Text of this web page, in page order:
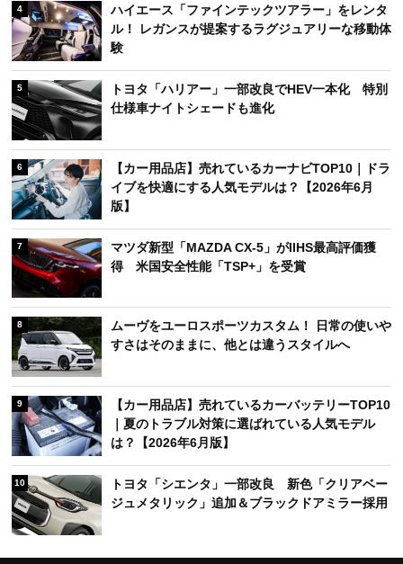
4
ハイエース「ファインテックツアラー」をレンタ
ル！ レガンスが提案するラグジュアリーな移動体
験
5
トヨタ「ハリアー」一部改良でHEV一本化 特別
仕様車ナイトシェードも進化
6
【カー用品店】売れているカーナビTOP10｜ドラ
イブを快適にする人気モデルは？【2026年6月
版】
7
マツダ新型「MAZDA CX-5」がIIHS最高評価獲
得 米国安全性能「TSP+」を受賞
8
ムーヴをユーロスポーツカスタム！ 日常の使いや
すさはそのままに、他とは違うスタイルへ
9
【カー用品店】売れているカーバッテリーTOP10
｜夏のトラブル対策に選ばれている人気モデル
は？【2026年6月版】
10
トヨタ「シエンタ」一部改良 新色「クリアベー
ジュメタリック」追加＆ブラックドアミラー採用